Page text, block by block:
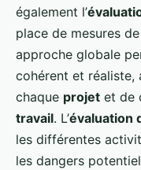
également l’
place de mesures de
approche globale
cohérent et réaliste,
chaque projet et de
travail. L’évaluation
les différentes
les dangers